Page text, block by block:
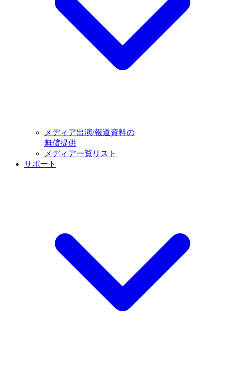
メディア出演/報道資料の
無償提供
メディア一覧リスト
サポート